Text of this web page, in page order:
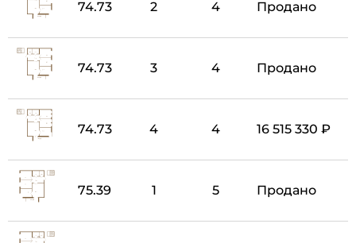
74.73 2 4 Продано
74.73 3 4 Продано
74.73 4 4 16 515 330 ₽
75.39 1 5 Продано